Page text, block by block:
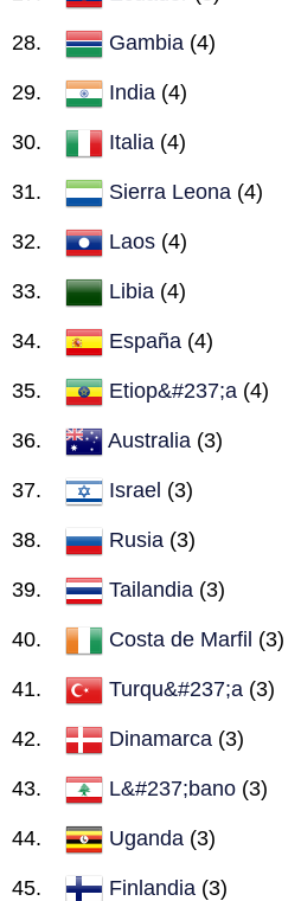
Gambia (4)
India (4)
Italia (4)
Sierra Leona (4)
Laos (4)
Libia (4)
España (4)
Etiop&#237;a (4)
Australia (3)
Israel (3)
Rusia (3)
Tailandia (3)
Costa de Marfil (3)
Turqu&#237;a (3)
Dinamarca (3)
L&#237;bano (3)
Uganda (3)
Finlandia (3)